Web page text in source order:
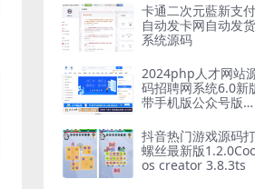
卡通二次元藍新支付
自动发卡网自动发货
系统源码
2024php人才网站
码招聘网系统6.0新
带手机版公众号版整
抖音热门游戏源码打
螺丝最新版1.2.0Coc
os creator 3.8.3ts